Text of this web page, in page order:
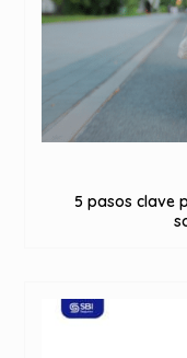
5 pasos clave